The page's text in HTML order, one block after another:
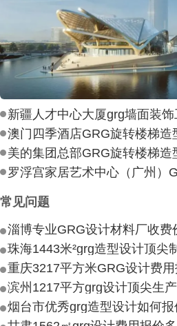
新疆人才中心大厦grg墙面装饰
澳门四季酒店GRG旋转楼梯造
美的集团总部GRG旋转楼梯造
常见问题
烟台市优秀grg造型设计如何报